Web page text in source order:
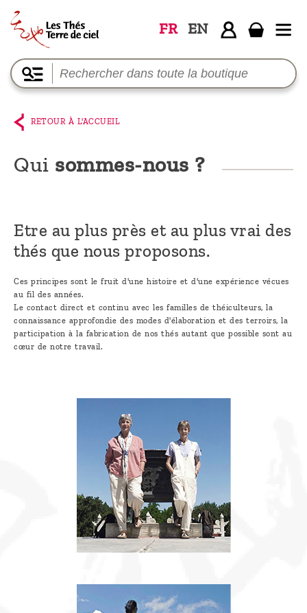
FR EN
Accueil
La
boutique
Ciel
le blog
Qui
sommes-
nous ?
Découvrir
le thé
RETOUR À L'ACCUEIL
Qui sommes-nous ?
Etre au plus près et au plus vrai des
thés que nous proposons.
Ces principes sont le fruit d'une histoire et d'une expérience vécues
au fil des années.
Le contact direct et continu avec les familles de théiculteurs, la
connaissance approfondie des modes d'élaboration et des terroirs, la
participation à la fabrication de nos thés autant que possible sont au
cœur de notre travail.